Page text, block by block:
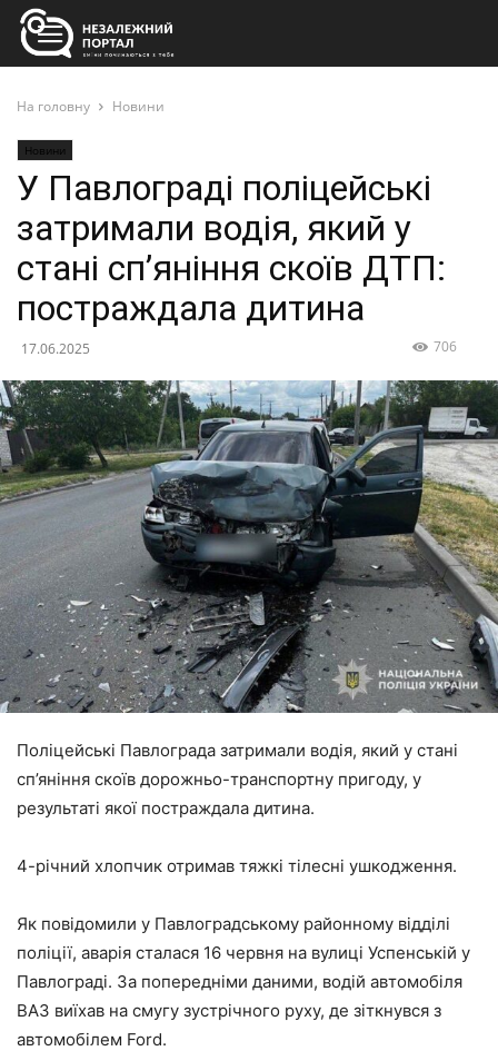
На головну Новини
Новини
У Павлограді поліцейські
затримали водія, який у
стані сп’яніння скоїв ДТП:
постраждала дитина
17.06.2025 706
Поліцейські Павлограда затримали водія, який у стані
сп’яніння скоїв дорожньо-транспортну пригоду, у
результаті якої постраждала дитина.
4-річний хлопчик отримав тяжкі тілесні ушкодження.
Як повідомили у Павлоградському районному відділі
поліції, аварія сталася 16 червня на вулиці Успенській у
Павлограді. За попередніми даними, водій автомобіля
ВАЗ виїхав на смугу зустрічного руху, де зіткнувся з
автомобілем Ford.